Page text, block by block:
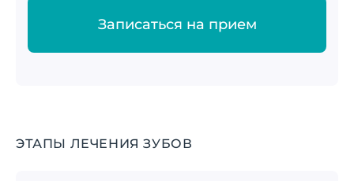
Записаться на прием
ЭТАПЫ ЛЕЧЕНИЯ ЗУБОВ